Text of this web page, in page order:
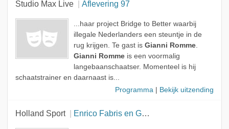
Studio Max Live Aflevering 97
...haar project Bridge to Better waarbij
illegale Nederlanders een steuntje in de
rug krijgen. Te gast is Gianni Romme.
Gianni Rommeis een voormalig
langebaanschaatser. Momenteel is hij
schaatstrainer en daarnaast is...
Programma
Bekijk uitzending
Holland Sport Enrico Fabris en Gianni Romme